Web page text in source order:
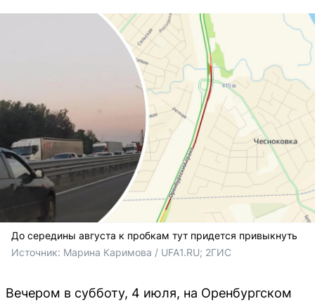
До середины августа к пробкам тут придется привыкнуть
Источник: Марина Каримова / UFA1.RU; 2ГИС
Вечером в субботу, 4 июля, на Оренбургском